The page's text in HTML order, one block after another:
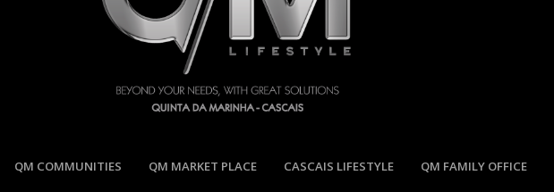
QM COMMUNITIES QM MARKET PLACE CASCAIS LIFESTYLE QM FAMILY OFFICE